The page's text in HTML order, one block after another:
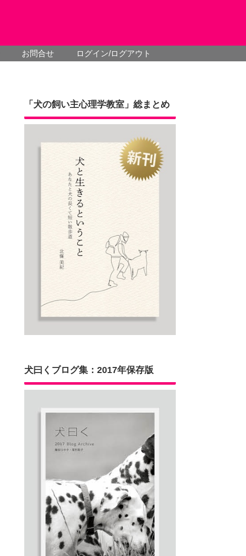
お問合せ ログイン/ログアウト
「犬の飼い主心理学教室」総まとめ
犬曰くブログ集：2017年保存版